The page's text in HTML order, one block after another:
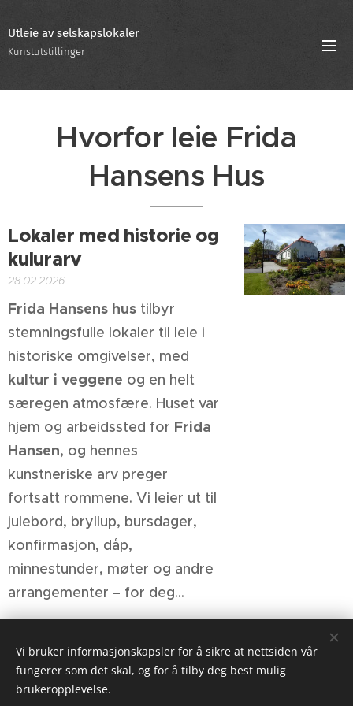
Utleie av selskapslokaler
Kunstutstillinger
Hvorfor leie Frida
Hansens Hus
Lokaler med historie og
kulurarv
28.02.2026
Frida Hansens hus tilbyr
stemningsfulle lokaler til leie i
historiske omgivelser, med
kultur i veggene og en helt
særegen atmosfære. Huset var
hjem og arbeidssted for Frida
Hansen, og hennes
kunstneriske arv preger
fortsatt rommene. Vi leier ut til
julebord, bryllup, bursdager,
konfirmasjon, dåp,
minnestunder, møter og andre
arrangementer – for deg...
Vi bruker informasjonskapsler for å sikre at nettsiden vår
fungerer som det skal, og for å tilby deg best mulig
brukeropplevelse.